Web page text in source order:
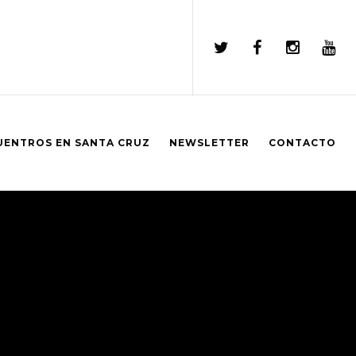
EN SANTA CRUZ NEWSLETTER CONTACTO